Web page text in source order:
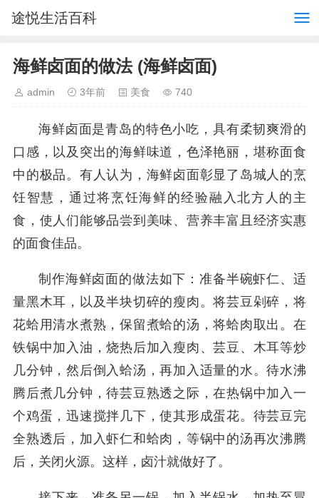
途悦生活百科
海鲜卤面的做法 (海鲜卤面)
admin 3年前 美食 740
海鲜卤面是青岛的特色小吃，具有柔韧爽滑的
口感，以及突出的海鲜味道，色泽艳丽，堪称面食
中的极品。有人认为，海鲜卤面彰显了岛城人的烹
饪智慧，通过将烹饪海鲜的经验融入北方人的主
食，使人们能够品尝到美味、营养丰富且经济实惠
的面食佳品。
制作海鲜卤面的做法如下：准备半碗虾仁、适
量黑木耳，以及半块切碎的瘦肉。将芸豆剁碎，将
花蛤用清水煮熟，保留煮蛤的汤，将蛤肉取出。在
铁锅中加入油，烧热后加入瘦肉、芸豆、木耳等炒
几分钟，然后倒入蛤汤，再加入适量的水。待水沸
腾后煮几分钟，待芸豆熟透之际，在热锅中加入一
个鸡蛋，迅速搅拌几下，使其形成蛋花。待芸豆完
全熟透后，加入虾仁和蛤肉，等锅中的汤再次沸腾
后，关闭火源。这样，卤汁就做好了。